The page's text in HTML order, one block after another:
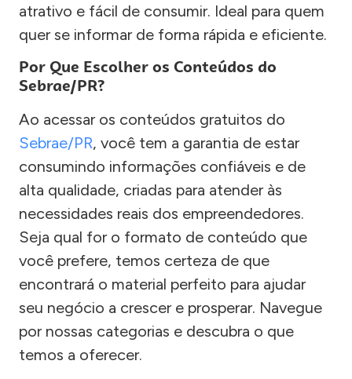
atrativo e fácil de consumir. Ideal para quem
quer se informar de forma rápida e eficiente.
Por Que Escolher os Conteúdos do
Sebrae/PR?
Ao acessar os conteúdos gratuitos do
Sebrae/PR, você tem a garantia de estar
consumindo informações confiáveis e de
alta qualidade, criadas para atender às
necessidades reais dos empreendedores.
Seja qual for o formato de conteúdo que
você prefere, temos certeza de que
encontrará o material perfeito para ajudar
seu negócio a crescer e prosperar. Navegue
por nossas categorias e descubra o que
temos a oferecer.